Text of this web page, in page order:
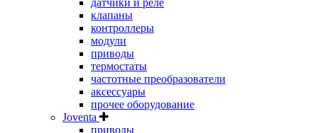
датчики и реле
клапаны
контроллеры
модули
приводы
термостаты
частотные преобразователи
аксессуары
прочее оборудование
Joventa
приводы